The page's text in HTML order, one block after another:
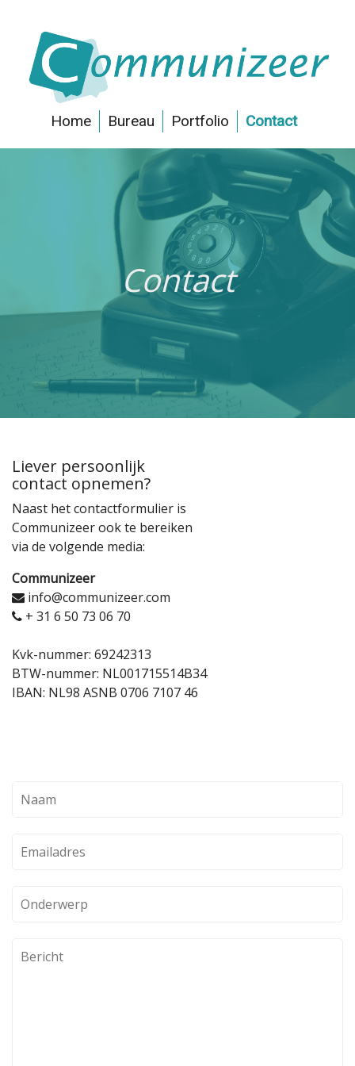
Home Bureau Portfolio Contact
Contact
Liever persoonlijk
contact opnemen?
Naast het contactformulier is
Communizeer ook te bereiken
via de volgende media:
Communizeer
info@communizeer.com
+ 31 6 50 73 06 70
Kvk-nummer: 69242313
BTW-nummer: NL001715514B34
IBAN: NL98 ASNB 0706 7107 46